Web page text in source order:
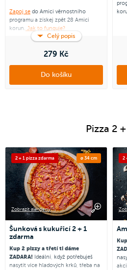
Zapoj se do Amici věrnostního
programu a získej zpět 28 Amici
korun. Jak to funguje?
Celý popis
279 Kč
Do košíku
Pizza 2
2 + 1 pizza zdarma ø 34 cm
Zobrazit alergeny
Šunková s kukuřicí 2 + 1
zdarma
Kup 2 pizzy a třetí ti dáme
ZADARA! Ideální, když potřebuješ
nasytit více hladových krků, třeba na
2